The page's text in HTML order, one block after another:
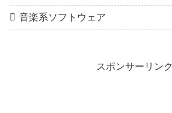
音楽系ソフトウェア
スポンサーリンク